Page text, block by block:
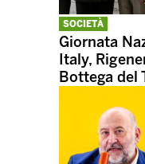
SOCIETÀ
Giornata
Italy,
Bottega del